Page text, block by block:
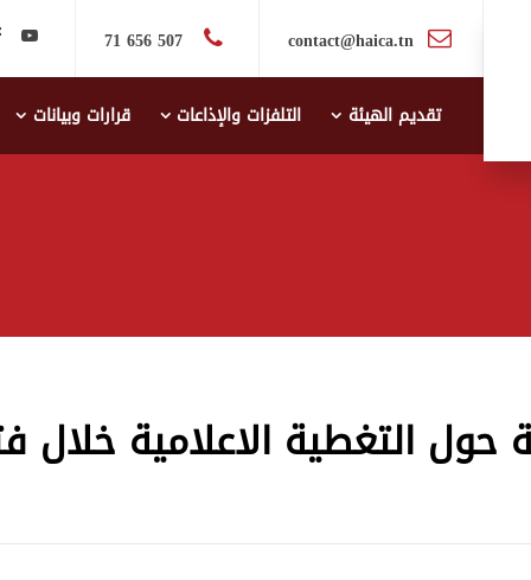
contact@haica.tn
507 656 71
تقديم الهيئة التلفزات والإذاعات قرارات وبيانات
التغطية الاعلامية خلال